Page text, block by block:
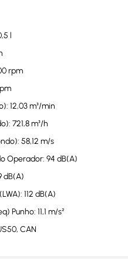
l
rpm
12,03 m³/min
721,8 m³/h
58,12 m/s
Operador: 94 dB(A)
dB(A)
112 dB(A)
Punho: 11,1 m/s²
CAN